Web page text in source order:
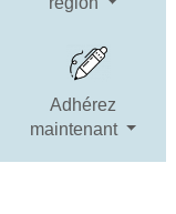
Adhérez
maintenant